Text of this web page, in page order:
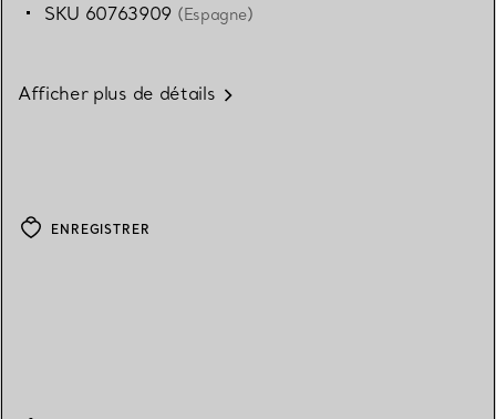
SKU 60763909 (Espagne)
Afficher plus de détails
ENREGISTRER